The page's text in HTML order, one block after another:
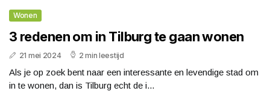
Wonen
3 redenen om in Tilburg te gaan wonen
21 mei 2024 2 min leestijd
Als je op zoek bent naar een interessante en levendige stad om
in te wonen, dan is Tilburg echt de i...